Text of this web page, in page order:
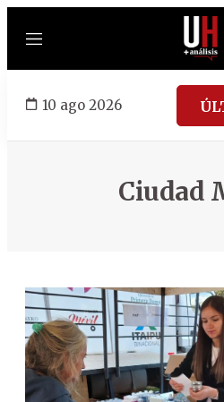
Menú
10 ago 2026
Ciudad